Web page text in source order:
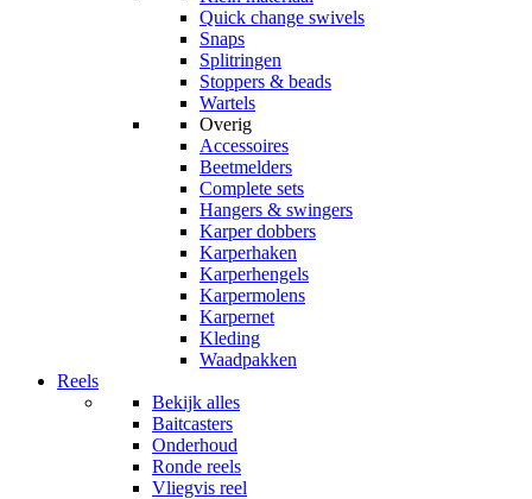
Quick change swivels
Snaps
Splitringen
Stoppers & beads
Wartels
Overig
Accessoires
Beetmelders
Complete sets
Hangers & swingers
Karper dobbers
Karperhaken
Karperhengels
Karpermolens
Karpernet
Kleding
Waadpakken
Reels
Bekijk alles
Baitcasters
Onderhoud
Ronde reels
Vliegvis reel